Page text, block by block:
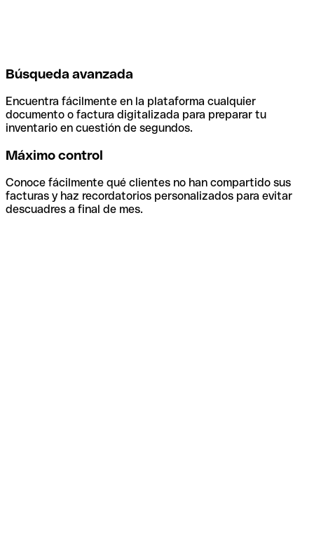
Búsqueda avanzada
Encuentra fácilmente en la plataforma cualquier
documento o factura digitalizada para preparar tu
inventario en cuestión de segundos.
Máximo control
Conoce fácilmente qué clientes no han compartido sus
facturas y haz recordatorios personalizados para evitar
descuadres a final de mes.